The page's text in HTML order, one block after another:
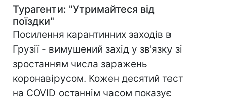
Турагенти: "Утримайтеся від
поїздки"
Посилення карантинних заходів в
Грузії - вимушений захід у зв'язку зі
зростанням числа заражень
коронавірусом. Кожен десятий тест
на COVID останнім часом показує